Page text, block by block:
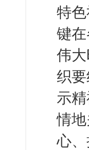
特
键
伟
织
示
情
心